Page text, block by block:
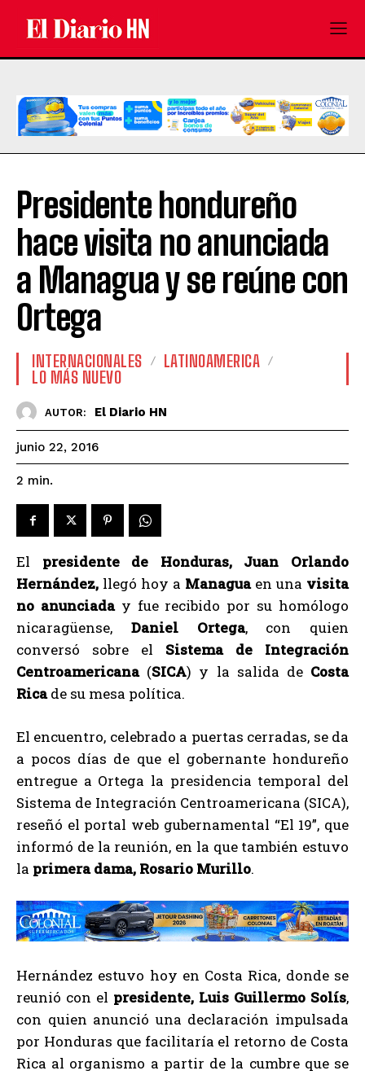
Presidente hondureño
hace visita no anunciada
a Managua y se reúne con
Ortega
INTERNACIONALES
LATINOAMERICA
LO MÁS NUEVO
AUTOR: El Diario HN
junio 22, 2016
2 min.
El presidente de Honduras, Juan Orlando
Hernández, llegó hoy a Managuaen una visita
no anunciaday fue recibido por su homólogo
nicaragüense, Daniel Ortega, con quien
conversó sobre el Sistema de Integración
Centroamericana(SICA) y la salida deCosta
Ricade su mesa política.
El encuentro, celebrado a puertas cerradas, se da
a pocos días de que el gobernante hondureño
entregue a Ortega la presidencia temporal del
Sistema de Integración Centroamericana (SICA),
reseñó el portal web gubernamental “El 19”, que
informó de la reunión, en la que también estuvo
la primera dama, Rosario Murillo.
Hernández estuvo hoy en Costa Rica, donde se
reunió con el presidente, Luis Guillermo Solís,
con quien anunció una declaración impulsada
por Honduras que facilitaría el retorno de Costa
Rica al organismo a partir de la cumbre que se